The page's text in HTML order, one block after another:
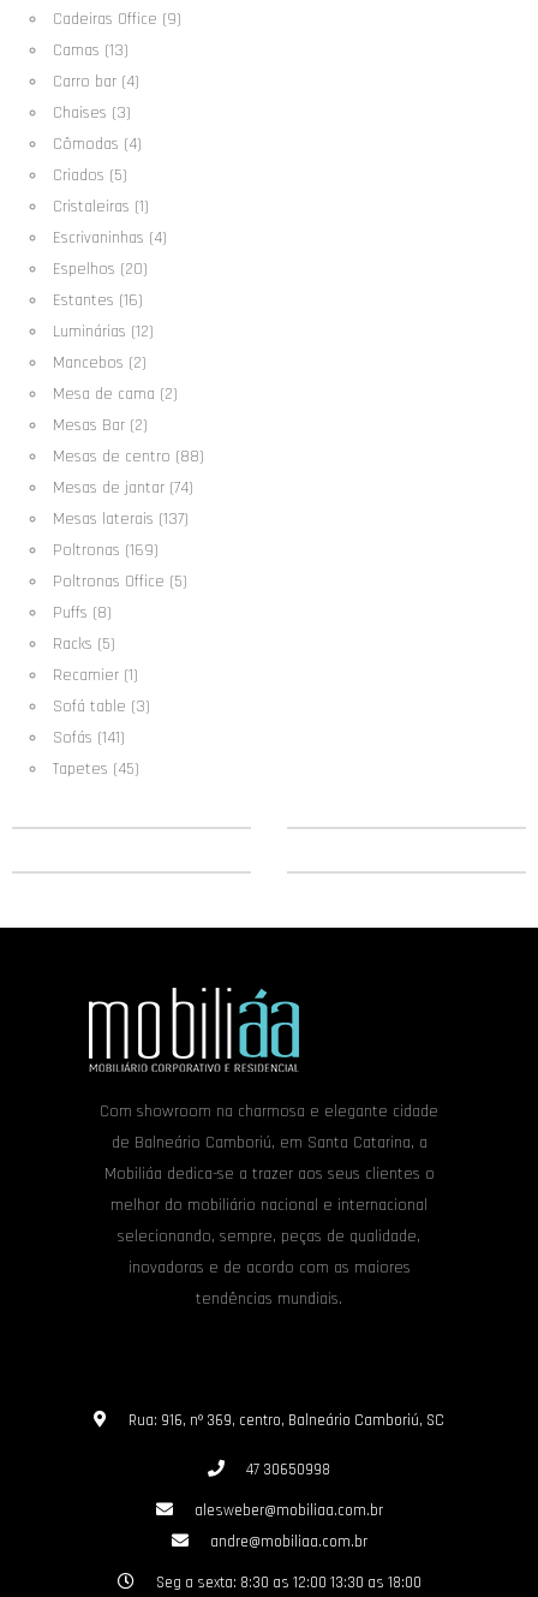
Cadeiras Office (9)
Camas (13)
Carro bar (4)
Chaises (3)
Cômodas (4)
Criados (5)
Cristaleiras (1)
Escrivaninhas (4)
Espelhos (20)
Estantes (16)
Luminárias (12)
Mancebos (2)
Mesa de cama (2)
Mesas Bar (2)
Mesas de centro (88)
Mesas de jantar (74)
Mesas laterais (137)
Poltronas (169)
Poltronas Office (5)
Puffs (8)
Racks (5)
Recamier (1)
Sofá table (3)
Sofás (141)
Tapetes (45)
Com showroom na charmosa e elegante cidade
de Balneário Camboriú, em Santa Catarina, a
Mobiliáa dedica-se a trazer aos seus clientes o
melhor do mobiliário nacional e internacional
selecionando, sempre, peças de qualidade,
inovadoras e de acordo com as maiores
tendências mundiais.
Rua: 916, nº 369, centro, Balneário Camboriú, SC
47 30650998
alesweber@mobiliaa.com.br
andre@mobiliaa.com.br
Seg a sexta: 8:30 as 12:00 13:30 as 18:00